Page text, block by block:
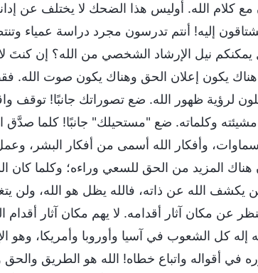
مع كلام الله. أوليس هذا الضحك لا يختلف عن
إليه! أنتم تدرسون مجرد دراسة عمياء
نيل الإرشاد الشخصي من الله؟ إن كنتَ
يكون إعلان الحق وهناك يكون صوت الله.
لرؤية ظهور الله. ضع تصوراتك جانبًا! توقف
وكلماته. ضع "مستحيلك" جانبًا! كلما
وأفكار الله أسمى من أفكار البشر، وعمل
المزيد من الحق للسعي وراءه؛ وكلما كان
يكشف الله عن ذاته، فالله يظل هو الله، ولن
مكان آثار أقدامه. لا يهم مكان آثار أقدام
كل الشعوب في آسيا وأوروبا وأمريكا، وهو
في أقواله واتباع خطاه! الله هو الطريق والحق